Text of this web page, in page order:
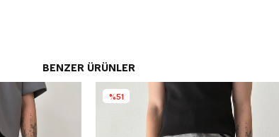
BENZER ÜRÜNLER
%51